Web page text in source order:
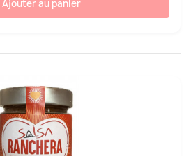
Ajouter au panier